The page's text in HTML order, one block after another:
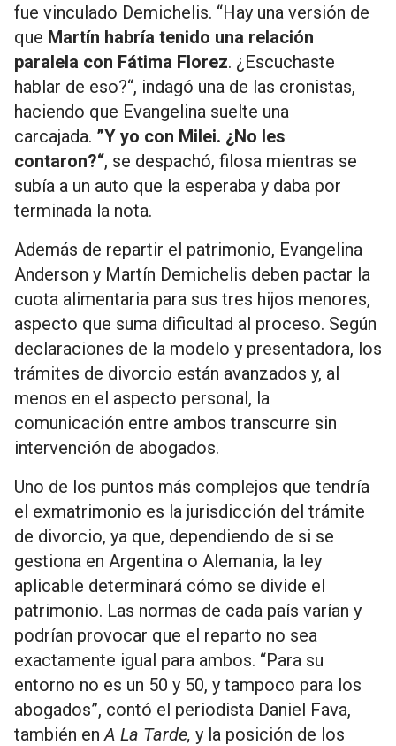
fue vinculado Demichelis. “Hay una versión de
que Martín habría tenido una relación
paralela con Fátima Florez. ¿Escuchaste
hablar de eso?“, indagó una de las cronistas,
haciendo que Evangelina suelte una
carcajada. ”Y yo con Milei. ¿No les
contaron?“, se despachó, filosa mientras se
subía a un auto que la esperaba y daba por
terminada la nota.
Además de repartir el patrimonio, Evangelina
Anderson y Martín Demichelis deben pactar la
cuota alimentaria para sus tres hijos menores,
aspecto que suma dificultad al proceso. Según
declaraciones de la modelo y presentadora, los
trámites de divorcio están avanzados y, al
menos en el aspecto personal, la
comunicación entre ambos transcurre sin
intervención de abogados.
Uno de los puntos más complejos que tendría
el exmatrimonio es la jurisdicción del trámite
de divorcio, ya que, dependiendo de si se
gestiona en Argentina o Alemania, la ley
aplicable determinará cómo se divide el
patrimonio. Las normas de cada país varían y
podrían provocar que el reparto no sea
exactamente igual para ambos. “Para su
entorno no es un 50 y 50, y tampoco para los
abogados”, contó el periodista Daniel Fava,
también enA La Tarde, y la posición de los